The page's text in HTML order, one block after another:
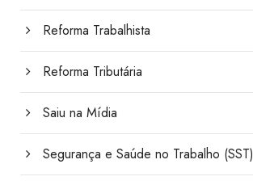
Reforma Trabalhista
Reforma Tributária
Saiu na Mídia
Segurança e Saúde no Trabalho (SST)